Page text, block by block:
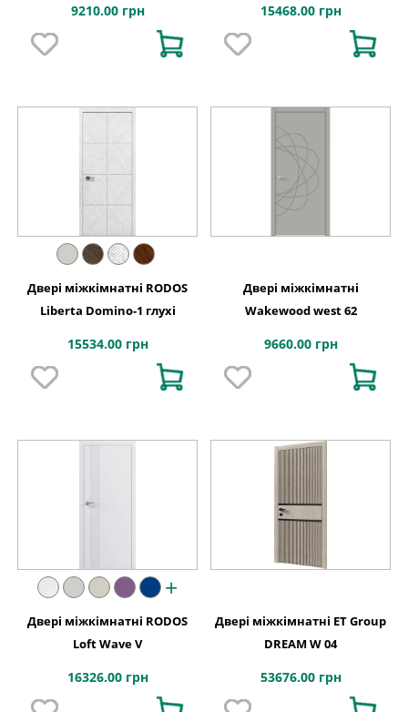
9210.00 грн 15468.00 грн
Двері міжкімнатні RODOS
Liberta Domino-1 глухі
15534.00 грн
Двері міжкімнатні
Wakewood west 62
9660.00 грн
+
Двері міжкімнатні RODOS
Loft Wave V
16326.00 грн
Двері міжкімнатні ET Group
DREAM W 04
53676.00 грн